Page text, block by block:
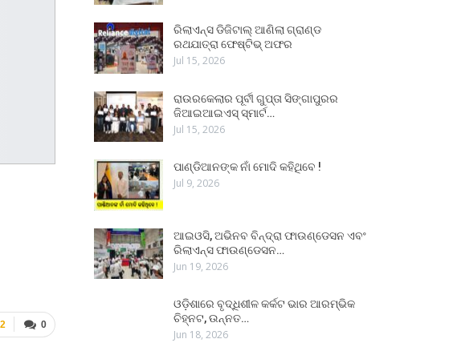
0
ରିଲାଏନ୍ସ ଡିଜିଟାଲ୍ ଆଣିଲା ଗ୍ରାଣ୍ଡ
ରଥଯାତ୍ରା ଫେଷ୍ଟିଭ୍ ଅଫର
Jul 15, 2026
ରାଉରକେଲାର ପୂର୍ବୀ ଗୁପ୍ତା ସିଙ୍ଗାପୁରର
ଜିଆଇଆଇଏସ୍ ସ୍ମାର୍ଟ…
Jul 15, 2026
ପାଣ୍ଡିଆନଙ୍କ ନାଁ ମୋଦି କହିଥିବେ !
Jul 9, 2026
ଆଇଓସି, ଅଭିନବ ବିନ୍ଦ୍ରା ଫାଉଣ୍ଡେସନ ଏବଂ
ରିଲାଏନ୍ସ ଫାଉଣ୍ଡେସନ…
Jun 19, 2026
ଓଡ଼ିଶାରେ ବୃଦ୍ଧିଶୀଳ କର୍କଟ ଭାର ଆରମ୍ଭିକ
ଚିହ୍ନଟ, ଉନ୍ନତ…
Jun 18, 2026